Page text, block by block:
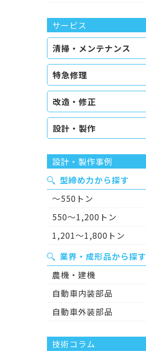
サービス
清掃・メンテナンス
特急修理
改造・修正
設計・製作
設計・製作事例
型締め力から探す
～550トン
550～1,200トン
1,201～1,800トン
業界・成形品から探す
農機・建機
自動車内装部品
自動車外装部品
技術コラム